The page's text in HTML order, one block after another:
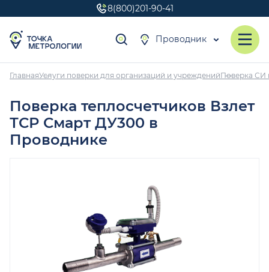
8(800)201-90-41
Проводник
ГлавнаяУслуги поверки для организаций и учрежденийПоверка СИ
Поверка теплосчетчиков Взлет
ТСР Смарт ДУ300 в
Проводнике